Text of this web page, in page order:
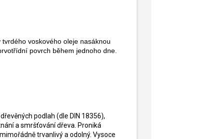
voskového oleje nasáknou
povrch během jednoho dne.
podlah (dle DIN 18356),
a smršťování dřeva. Proniká
trvanlivý a odolný. Vysoce